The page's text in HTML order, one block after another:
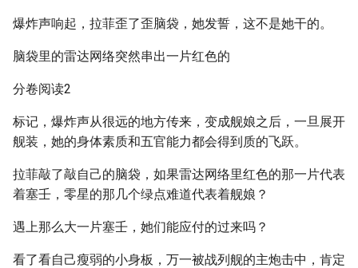
爆炸声响起，拉菲歪了歪脑袋，她发誓，这不是她干的。
脑袋里的雷达网络突然串出一片红色的
分卷阅读2
标记，爆炸声从很远的地方传来，变成舰娘之后，一旦展开
舰装，她的身体素质和五官能力都会得到质的飞跃。
拉菲敲了敲自己的脑袋，如果雷达网络里红色的那一片代表
着塞壬，零星的那几个绿点难道代表着舰娘？
遇上那么大一片塞壬，她们能应付的过来吗？
看了看自己瘦弱的小身板，万一被战列舰的主炮击中，肯定